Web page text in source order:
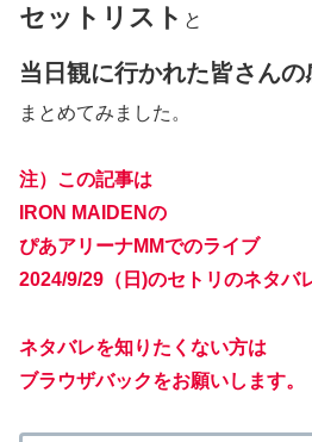
セットリスト と
当日観に行かれた皆さんの
まとめてみました。
注）この記事は
IRON MAIDENの
ぴあアリーナMMでのライブ
2024/9/29（日)のセトリのネタバ
ネタバレを知りたくない方は
ブラウザバックをお願いします。